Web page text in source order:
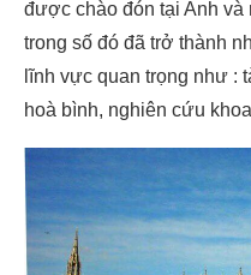
được chào đón tại Anh và
trong số đó đã trở thành
lĩnh vực quan trọng như :
hoà bình, nghiên cứu